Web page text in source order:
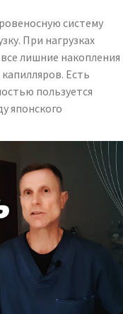
систему
При нагрузках
лишние накопления
Есть
пользуется
японского